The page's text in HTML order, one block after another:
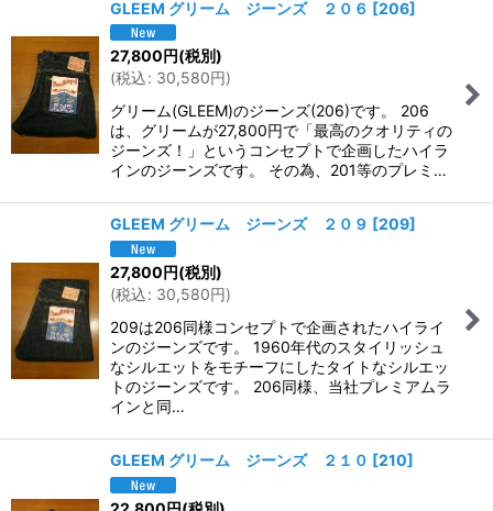
GLEEM グリーム ジーンズ ２０６ [206]
27,800円(税別)
(税込: 30,580円)
グリーム(GLEEM)のジーンズ(206)です。 206
は、グリームが27,800円で「最高のクオリティの
ジーンズ！」というコンセプトで企画したハイラ
インのジーンズです。 その為、201等のプレミ…
GLEEM グリーム ジーンズ ２０９ [209]
27,800円(税別)
(税込: 30,580円)
209は206同様コンセプトで企画されたハイライ
ンのジーンズです。 1960年代のスタイリッシュ
なシルエットをモチーフにしたタイトなシルエッ
トのジーンズです。 206同様、当社プレミアムラ
インと同…
GLEEM グリーム ジーンズ ２１０ [210]